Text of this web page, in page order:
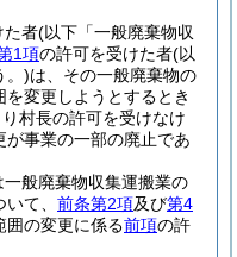
た者(以下「一般廃棄物収
1項の許可を受けた者(以
。)は、その一般廃棄物の
変更しようとするとき
村長の許可を受けなけ
が事業の一部の廃止であ
一般廃棄物収集運搬業の
て、 前条第2項及び第4
囲の変更に係る前項の許